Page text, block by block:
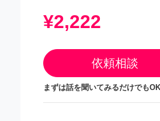
¥2,222
依頼相談
まずは話を聞いてみるだけでも